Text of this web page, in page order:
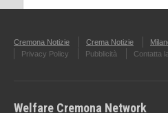
Cremona Notizie Crema Notizie
Privacy Policy
Pubblicità Contatta
Welfare Cremona Network